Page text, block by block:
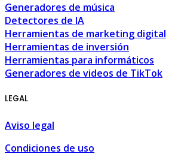
Generadores de música
Detectores de IA
Herramientas de marketing digital
Herramientas de inversión
Herramientas para informáticos
Generadores de videos de TikTok
LEGAL
Aviso legal
Condiciones de uso